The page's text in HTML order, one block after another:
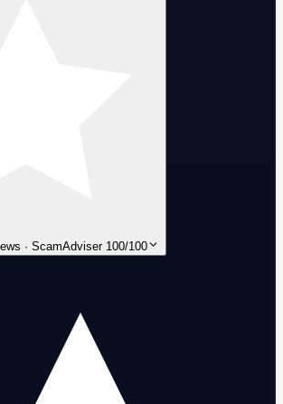
· ScamAdviser 100/100